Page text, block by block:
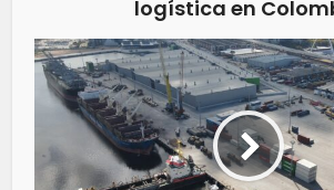
logística en